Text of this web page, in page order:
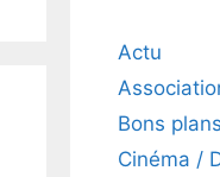
Actu
Bons plans
Cinéma /